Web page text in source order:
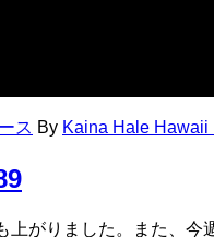
ス By Kaina Hale Hawaii
がりました。また、